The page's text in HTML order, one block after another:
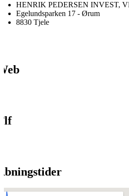
HENRIK PEDERSEN INVEST,
Egelundsparken 17 - Ørum
8830 Tjele